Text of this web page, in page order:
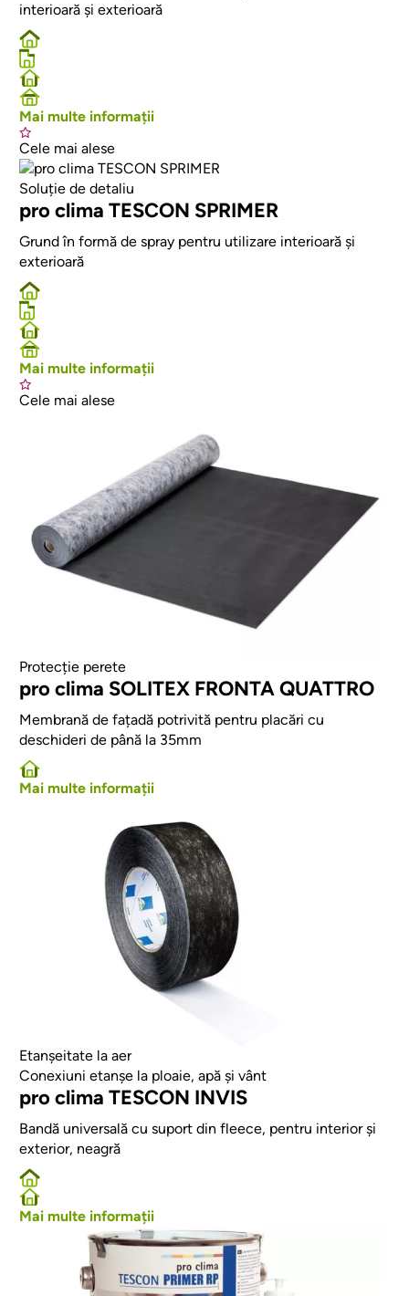
interioară și exterioară
Mai multe informații
Cele mai alese
Afbeelding
Soluție de detaliu
pro clima TESCON SPRIMER
Grund în formă de spray pentru utilizare interioară și
exterioară
Mai multe informații
Cele mai alese
Protecție perete
pro clima SOLITEX FRONTA QUATTRO
Membrană de fațadă potrivită pentru placări cu
deschideri de până la 35mm
Mai multe informații
Etanșeitate la aer
Conexiuni etanșe la ploaie, apă și vânt
pro clima TESCON INVIS
Bandă universală cu suport din fleece, pentru interior și
exterior, neagră
Mai multe informații
Afbeelding